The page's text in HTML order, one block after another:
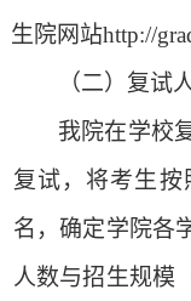
生院网站http://
（二） 复试
我院在学校
复试，将考生
名，确定学院各
人数与招生规模